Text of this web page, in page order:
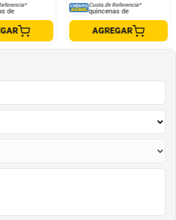
de
Cuota de Referencia*
quincenas de
AGREGAR